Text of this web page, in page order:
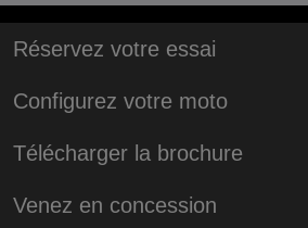
Réservez votre essai
Configurez votre moto
Télécharger la brochure
Venez en concession